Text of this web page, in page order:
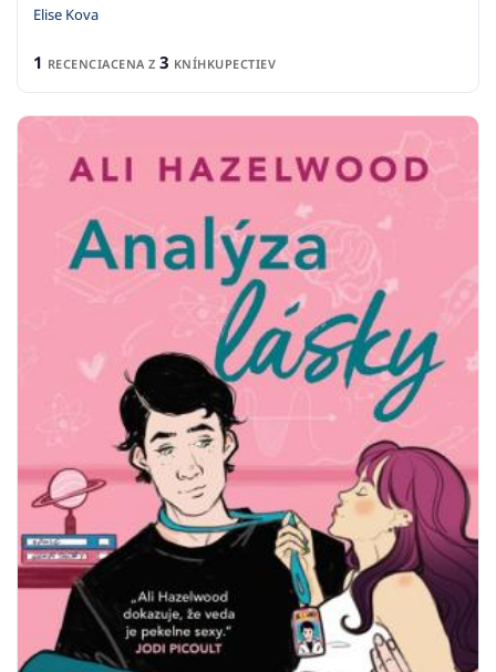
Elise Kova
1 RECENCIACENA Z 3 KNÍHKUPECTIEV